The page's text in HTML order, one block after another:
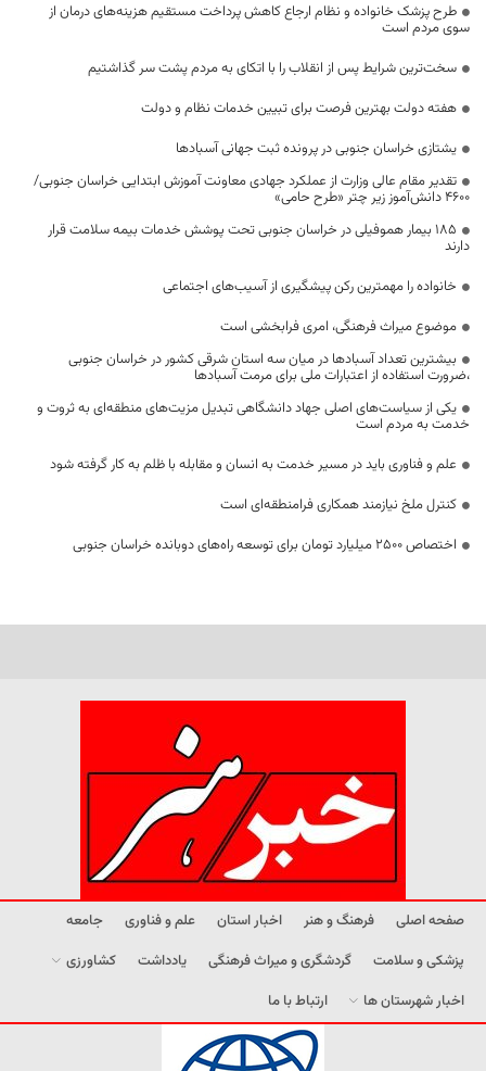
طرح پزشک خانواده و نظام ارجاع کاهش پرداخت مستقیم هزینه‌های درمان از
سوی مردم است
سخت‌ترین شرایط پس از انقلاب را با اتکای به مردم پشت سر گذاشتیم
هفته دولت بهترین فرصت برای تبیین خدمات نظام و دولت
یشتازی خراسان جنوبی در پرونده ثبت جهانی آسبادها
تقدیر مقام عالی وزارت از عملکرد جهادی معاونت آموزش ابتدایی خراسان جنوبی/
۴۶۰۰ دانش‌آموز زیر چتر «طرح حامی»
۱۸۵ بیمار هموفیلی در خراسان جنوبی تحت پوشش خدمات بیمه سلامت قرار
دارند
خانواده را مهمترین رکن پیشگیری از آسیب‌های اجتماعی
موضوع میراث فرهنگی، امری فرابخشی است
بیشترین تعداد آسبادها در میان سه استان شرقی کشور در خراسان جنوبی
،ضرورت استفاده از اعتبارات ملی برای مرمت آسبادها
یکی از سیاست‌های اصلی جهاد دانشگاهی تبدیل مزیت‌های منطقه‌ای به ثروت و
خدمت به مردم است
علم و فناوری باید در مسیر خدمت به انسان و مقابله با ظلم به کار گرفته شود
کنترل ملخ نیازمند همکاری فرامنطقه‌ای است
اختصاص 2500 میلیارد تومان برای توسعه راه‌های دوبانده خراسان جنوبی
صفحه اصلی فرهنگ و هنر اخبار استان علم و فناوری
جامعه
پزشکی و سلامت
گردشگری و میراث فرهنگی یادداشت
کشاورزی
اخبار شهرستان ها
ارتباط با ما